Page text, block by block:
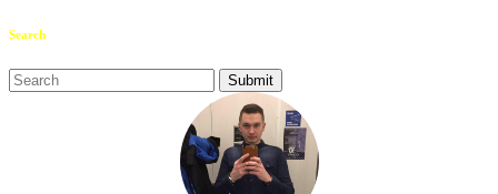
Search